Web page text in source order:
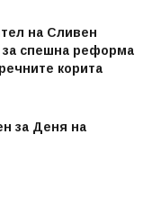
на Сливен
за спешна реформа
корита
за Деня на